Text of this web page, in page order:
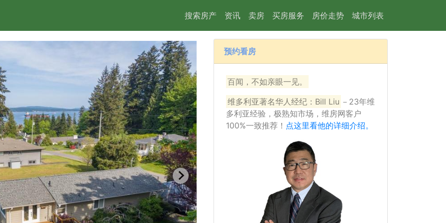
搜索房产 资讯 卖房 买房服务 房价走势 城市列表
2/15预约看房
百闻，不如亲眼一见。
维多利亚著名华人经纪：Bill Liu －23年维
多利亚经验，极熟知市场，维房网客户
100%一致推荐！ 点这里看他的详细介绍。